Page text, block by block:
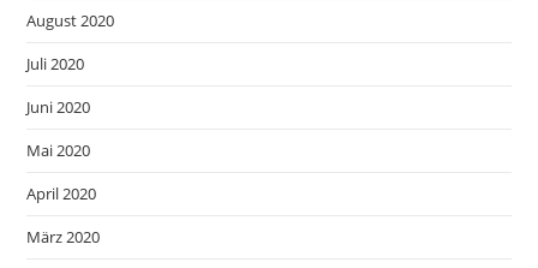
August 2020
Juli 2020
Juni 2020
Mai 2020
April 2020
März 2020